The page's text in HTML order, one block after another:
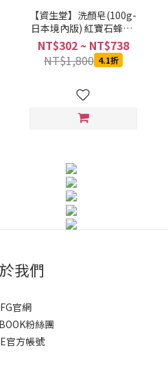
【資生堂】洗顏皂(100g-
日本境內版) 紅寶石蜂蜜/
紫羅蘭寶石/翠綠蜂蜜
NT$302 ~ NT$738
NT$1,800 4.1折
我們
官網
粉絲團
官方帳號